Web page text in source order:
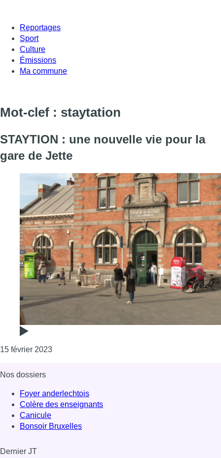
Reportages
Sport
Culture
Émissions
Ma commune
Mot-clef : staytation
STAYTION : une nouvelle vie pour la
gare de Jette
15 février 2023Consulter l'article "STAYTION : une nouvelle
Nos dossiers
Foyer anderlechtois
Colère des enseignants
Canicule
Bonsoir Bruxelles
Dernier JT